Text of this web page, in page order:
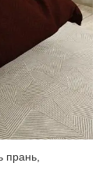
прань,